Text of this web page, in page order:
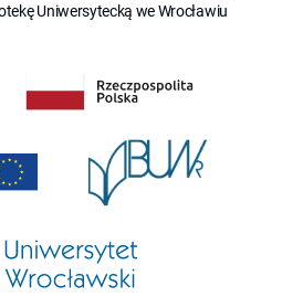
Uniwersytecką we Wrocławiu